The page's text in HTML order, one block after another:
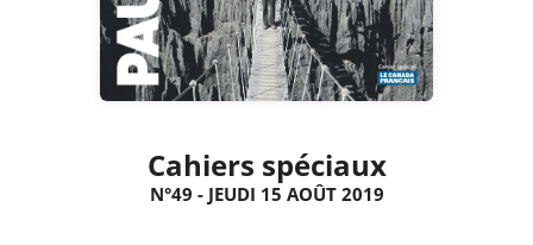
Cahiers spéciaux
N°49 - JEUDI 15 AOÛT 2019